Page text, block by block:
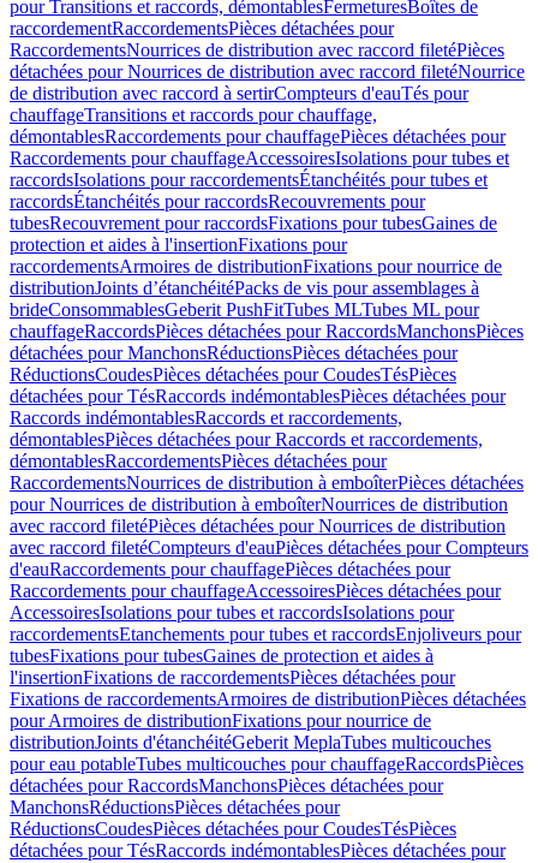
pour Transitions et raccords, démontablesFermeturesBoîtes de
raccordementRaccordementsPièces détachées pour
RaccordementsNourrices de distribution avec raccord filetéPièces
détachées pour Nourrices de distribution avec raccord filetéNourrice
de distribution avec raccord à sertirCompteurs d'eauTés pour
chauffageTransitions et raccords pour chauffage,
démontablesRaccordements pour chauffagePièces détachées pour
Raccordements pour chauffageAccessoiresIsolations pour tubes et
raccordsIsolations pour raccordementsÉtanchéités pour tubes et
raccordsÉtanchéités pour raccordsRecouvrements pour
tubesRecouvrement pour raccordsFixations pour tubesGaines de
protection et aides à l'insertionFixations pour
raccordementsArmoires de distributionFixations pour nourrice de
distributionJoints d’étanchéitéPacks de vis pour assemblages à
brideConsommablesGeberit PushFitTubes MLTubes ML pour
chauffageRaccordsPièces détachées pour RaccordsManchonsPièces
détachées pour ManchonsRéductionsPièces détachées pour
RéductionsCoudesPièces détachées pour CoudesTésPièces
détachées pour TésRaccords indémontablesPièces détachées pour
Raccords indémontablesRaccords et raccordements,
démontablesPièces détachées pour Raccords et raccordements,
démontablesRaccordementsPièces détachées pour
RaccordementsNourrices de distribution à emboîterPièces détachées
pour Nourrices de distribution à emboîterNourrices de distribution
avec raccord filetéPièces détachées pour Nourrices de distribution
avec raccord filetéCompteurs d'eauPièces détachées pour Compteurs
d'eauRaccordements pour chauffagePièces détachées pour
Raccordements pour chauffageAccessoiresPièces détachées pour
AccessoiresIsolations pour tubes et raccordsIsolations pour
raccordementsEtanchements pour tubes et raccordsEnjoliveurs pour
tubesFixations pour tubesGaines de protection et aides à
l'insertionFixations de raccordementsPièces détachées pour
Fixations de raccordementsArmoires de distributionPièces détachées
pour Armoires de distributionFixations pour nourrice de
distributionJoints d'étanchéitéGeberit MeplaTubes multicouches
pour eau potableTubes multicouches pour chauffageRaccordsPièces
détachées pour RaccordsManchonsPièces détachées pour
ManchonsRéductionsPièces détachées pour
RéductionsCoudesPièces détachées pour CoudesTésPièces
détachées pour TésRaccords indémontablesPièces détachées pour